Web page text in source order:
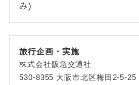
み)
旅行企画・実施
株式会社阪急交通社
530-8355 大阪市北区梅田2-5-